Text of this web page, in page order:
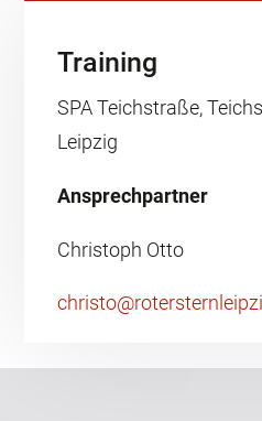
Training
SPA Teichstraße,
Leipzig
Ansprechpartner
Christoph Otto